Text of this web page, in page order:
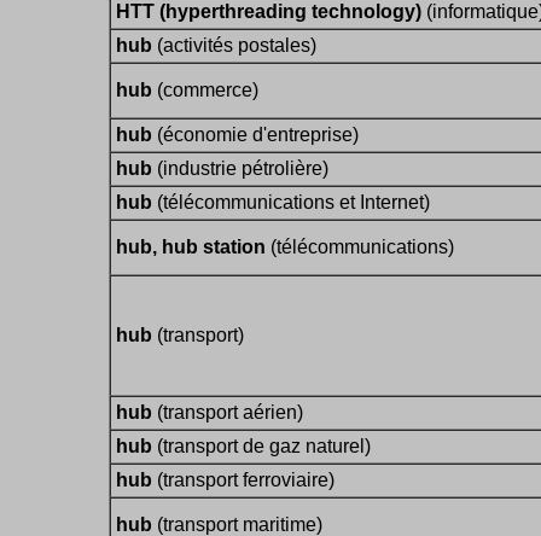
HTT (hyperthreading technology)
hub (activités postales)
hub (commerce)
hub (économie d'entreprise)
hub (industrie pétrolière)
hub (télécommunications et Internet)
hub, hub station (télécommunications)
hub (transport)
hub (transport aérien)
hub (transport de gaz naturel)
hub (transport ferroviaire)
hub (transport maritime)